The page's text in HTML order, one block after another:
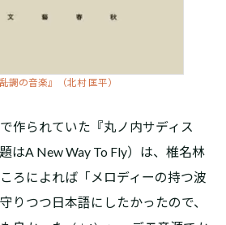
乱調の音楽』（北村 匡平）
作られていた『丸ノ内サディス
はA New Way To Fly）は、椎名林
ろによれば「メロディーの持つ波
りつつ日本語にしたかったので、